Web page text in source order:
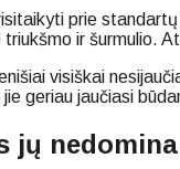
prie
ir šurmulio.
visiškai
geriau jaučiasi
jų nedomina